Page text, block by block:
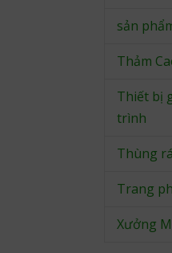
sản
Thảm
Thiết bị
trình
Thùng
Trang
Xưởng